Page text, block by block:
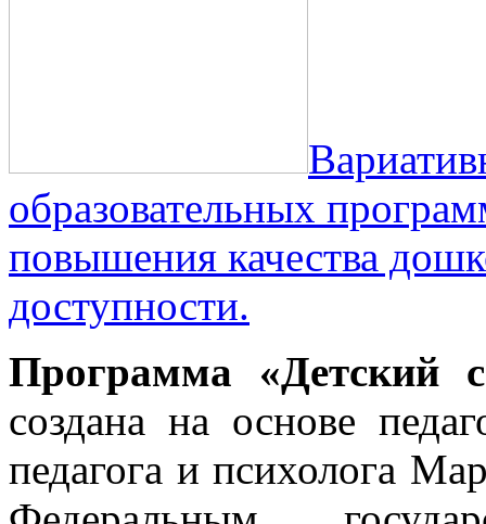
образовательных
повышения качества
доступности.
Программа «Детский
создана на основе
педагога и психолога